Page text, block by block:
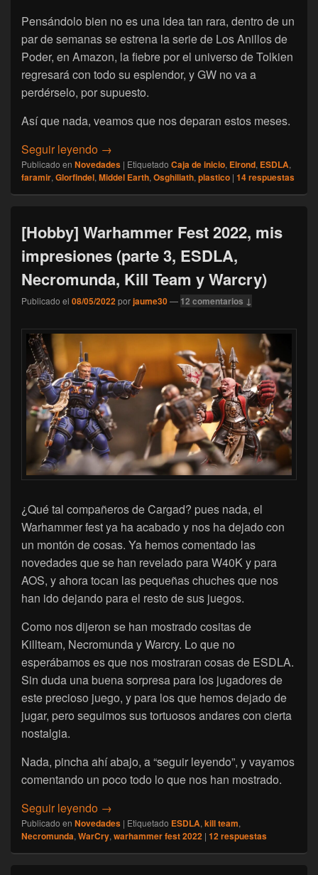
Pensándolo bien no es una idea tan rara, dentro de un
par de semanas se estrena la serie de Los Anillos de
Poder, en Amazon, la fiebre por el universo de Tolkien
regresará con todo su esplendor, y GW no va a
perdérselo, por supuesto.
Así que nada, veamos que nos deparan estos meses.
Seguir leyendo [Novedades] ESDLA vuelve a la carga.
→
Publicado en Novedades | Etiquetado Caja de inicio, Elrond, ESDLA,
faramir, Glorfindel, Middel Earth, Osghiliath, plastico | 14respuestas
[Hobby] Warhammer Fest 2022, mis
impresiones (parte 3, ESDLA,
Necromunda, Kill Team y Warcry)
Publicado el 08/05/2022porjaume30— 12 comentarios ↓
¿Qué tal compañeros de Cargad? pues nada, el
Warhammer fest ya ha acabado y nos ha dejado con
un montón de cosas. Ya hemos comentado las
novedades que se han revelado para W40K y para
AOS, y ahora tocan las pequeñas chuches que nos
han ido dejando para el resto de sus juegos.
Como nos dijeron se han mostrado cositas de
Killteam, Necromunda y Warcry. Lo que no
esperábamos es que nos mostraran cosas de ESDLA.
Sin duda una buena sorpresa para los jugadores de
este precioso juego, y para los que hemos dejado de
jugar, pero seguimos sus tortuosos andares con cierta
nostalgia.
Nada, pincha ahí abajo, a “seguir leyendo”, y vayamos
comentando un poco todo lo que nos han mostrado.
Seguir leyendo [Hobby] Warhammer Fest 2022, mis
→
Publicado en Novedades | Etiquetado ESDLA, kill team,
Necromunda, WarCry, warhammer fest 2022 | 12respuestas